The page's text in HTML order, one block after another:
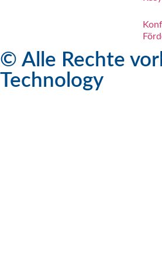
© Alle Rechte
Technology